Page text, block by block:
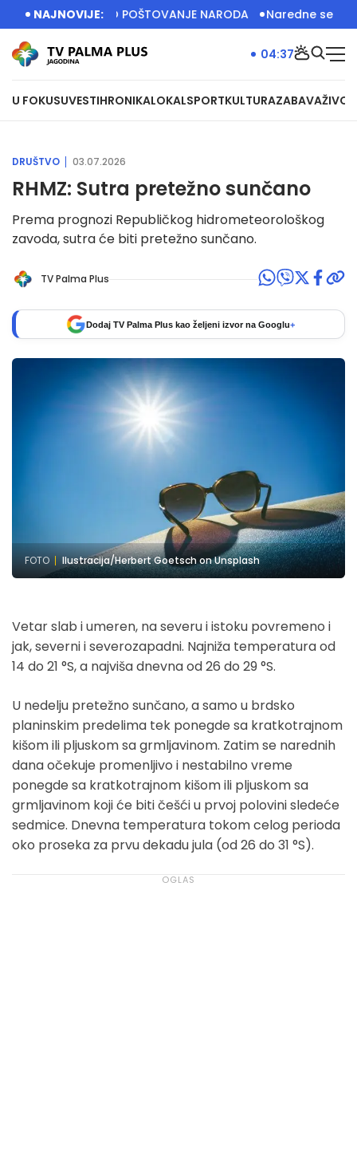
NAJNOVIJE:
IMA VELIKO POŠTOVANJE NARODA Naredne sedinice
U FOKUSUVESTIHRONIKALOKALSPORTKULTURAZABAVAŽIVOT
04:37
DRUŠTVO 03.07.2026
RHMZ: Sutra pretežno sunčano
Prema prognozi Republičkog hidrometeorološkog
zavoda, sutra će biti pretežno sunčano.
TV Palma Plus
Dodaj TV Palma Plus kao željeni izvor na Googlu+
FOTO Ilustracija/Herbert Goetsch on Unsplash
Vetar slab i umeren, na severu i istoku povremeno i
jak, severni i severozapadni. Najniža temperatura od
14 do 21 °S, a najviša dnevna od 26 do 29 °S.
U nedelju pretežno sunčano, a samo u brdsko
planinskim predelima tek ponegde sa kratkotrajnom
kišom ili pljuskom sa grmljavinom. Zatim se narednih
dana očekuje promenljivo i nestabilno vreme
ponegde sa kratkotrajnom kišom ili pljuskom sa
grmljavinom koji će biti češći u prvoj polovini sledeće
sedmice. Dnevna temperatura tokom celog perioda
oko proseka za prvu dekadu jula (od 26 do 31 °S).